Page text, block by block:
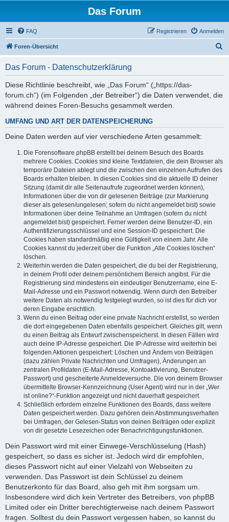
Das Forum
FAQ Anmelden
Registrieren
Foren-Übersicht
Das Forum - Datenschutzerklärung
Diese Richtlinie beschreibt, wie „Das Forum“ („https://das-
forum.ch“) (im Folgenden „der Betreiber“) die Daten verwendet, die
während deines Foren-Besuchs gesammelt werden.
UMFANG UND ART DER DATENSPEICHERUNG
Deine Daten werden auf vier verschiedene Arten gesammelt:
Die Forensoftware phpBB erstellt bei deinem Besuch des Boards
mehrere Cookies. Cookies sind kleine Textdateien, die dein Browser als
temporäre Dateien ablegt und die zwischen den einzelnen Aufrufen des
Boards erhalten bleiben. In diesen Cookies sind die aktuelle ID deiner
Sitzung (damit dir alle Seitenaufrufe zugeordnet werden können),
Informationen über die von dir gelesenen Beiträge (zur Markierung
dieser als gelesen/ungelesen; sofern du nicht angemeldet bist) sowie
Informationen über deine Teilnahme an Umfragen (sofern du nicht
angemeldet bist) gespeichert. Ferner werden deine Benutzer-ID, ein
Authentifizierungsschlüssel und eine Session-ID gespeichert. Die
Cookies haben standardmäßig eine Gültigkeit von einem Jahr. Alle
Cookies kannst du jederzeit über die Funktion „Alle Cookies löschen“
löschen.
Weiterhin werden die Daten gespeichert, die du bei der Registrierung,
in deinem Profil oder deinem persönlichem Bereich angibst. Für die
Registrierung sind mindestens ein eindeutiger Benutzername, eine E-
Mail-Adresse und ein Passwort notwendig. Wenn durch den Betreiber
weitere Daten als notwendig festgelegt wurden, so ist dies für dich vor
deren Eingabe ersichtlich.
Wenn du einen Beitrag oder eine private Nachricht erstellst, so werden
die dort eingegebenen Daten ebenfalls gespeichert. Gleiches gilt, wenn
du einen Beitrag als Entwurf zwischenspeicherst. In diesen Fällen wird
auch deine IP-Adresse gespeichert. Die IP-Adresse wird weiterhin bei
folgenden Aktionen gespeichert: Löschen und Ändern von Beiträgen
(dazu zählen Private Nachrichten und Umfragen), Änderungen an
zentralen Profildaten (E-Mail-Adresse, Kontoaktivierung, Benutzer-
Passwort) und gescheiterte Anmeldeversuche. Die von deinem Browser
übermittelte Browser-Kennzeichnung (User Agent) wird nur in der „Wer
ist online?“-Funktion angezeigt und nicht dauerhaft gespeichert.
Schließlich erfordern einzelne Funktionen des Boards, dass weitere
Daten gespeichert werden. Dazu gehören dein Abstimmungsverhalten
bei Umfragen, der Gelesen-Status von deinen Beiträgen oder explizit
von dir gesetzte Lesezeichen oder Benachrichtigungsfunktionen.
Dein Passwort wird mit einer Einwege-Verschlüsselung (Hash)
gespeichert, so dass es sicher ist. Jedoch wird dir empfohlen,
dieses Passwort nicht auf einer Vielzahl von Webseiten zu
verwenden. Das Passwort ist dein Schlüssel zu deinem
Benutzerkonto für das Board, also geh mit ihm sorgsam um.
Insbesondere wird dich kein Vertreter des Betreibers, von phpBB
Limited oder ein Dritter berechtigterweise nach deinem Passwort
fragen. Solltest du dein Passwort vergessen haben, so kannst du